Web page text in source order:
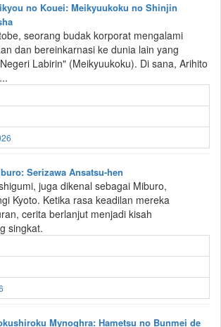
no Kouei: Meikyuukoku no Shinjin
seorang budak korporat mengalami
dan bereinkarnasi ke dunia lain yang
Labirin" (Meikyuukoku). Di sana, Arihito
Serizawa Ansatsu-hen
juga dikenal sebagai Miburo,
Kyoto. Ketika rasa keadilan mereka
cerita berlanjut menjadi kisah
singkat.
Mynoghra: Hametsu no Bunmei de